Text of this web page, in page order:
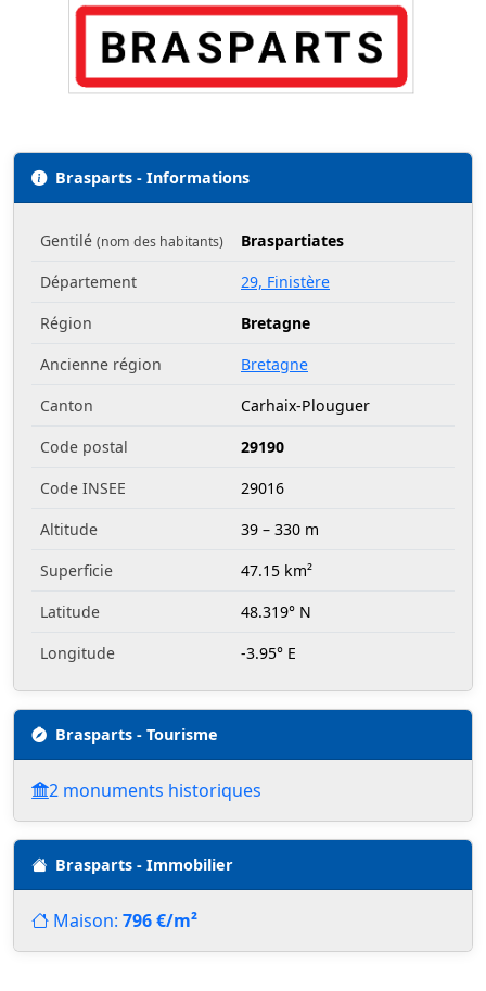
Brasparts - Informations
Gentilé (nom des habitants)
Braspartiates
Département
29, Finistère
Région
Bretagne
Ancienne région
Bretagne
Canton
Carhaix-Plouguer
Code postal
29190
Code INSEE
29016
Altitude
39 – 330 m
Superficie
47.15 km²
Latitude
48.319° N
Longitude
-3.95° E
Brasparts - Tourisme
2 monuments historiques
Brasparts - Immobilier
Maison: 796 €/m²